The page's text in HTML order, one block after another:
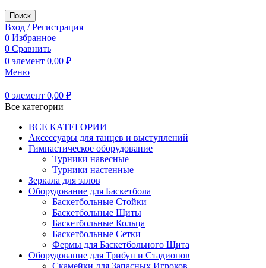
Поиск
Вход / Регистрация
0 Избранное
0 Сравнить
0 элемент 0,00 ₽
Меню
0 элемент 0,00 ₽
Все категории
ВСЕ КАТЕГОРИИ
Аксессуары для танцев и выступлений
Гимнастическое оборудование
Турники навесные
Турники настенные
Зеркала для залов
Оборудование для Баскетбола
Баскетбольные Стойки
Баскетбольные Щиты
Баскетбольные Кольца
Баскетбольные Сетки
Фермы для Баскетбольного Щита
Оборудование для Трибун и Стадионов
Скамейки для Запасных Игроков